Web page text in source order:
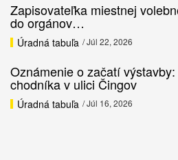
Zapisovateľka miestnej
do orgánov…
Úradná tabuľa / Júl 22, 2026
Oznámenie o začatí
chodníka v ulici Čingov
Úradná tabuľa / Júl 16, 2026